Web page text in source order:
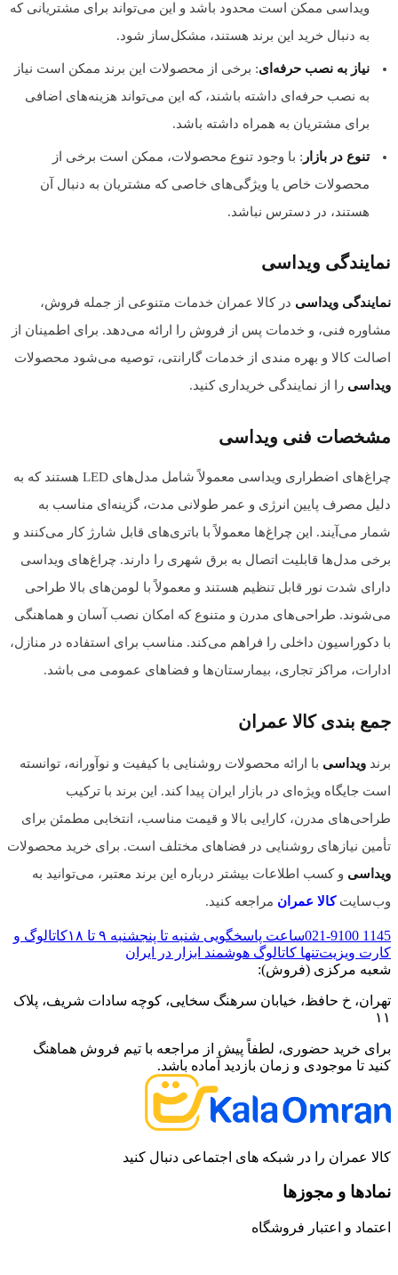
ویداسی ممکن است محدود باشد و این می‌تواند برای مشتریانی که
به دنبال خرید این برند هستند، مشکل‌ساز شود.
نیاز به نصب حرفه‌ای: برخی از محصولات این برند ممکن است نیاز
به نصب حرفه‌ای داشته باشند، که این می‌تواند هزینه‌های اضافی
برای مشتریان به همراه داشته باشد.
تنوع در بازار : با وجود تنوع محصولات، ممکن است برخی از
محصولات خاص یا ویژگی‌های خاصی که مشتریان به دنبال آن
هستند، در دسترس نباشد.
نمایندگی ویداسی
نمایندگی ویداسی در کالا عمران خدمات متنوعی از جمله فروش،
مشاوره فنی، و خدمات پس از فروش را ارائه می‌دهد. برای اطمینان از
اصالت کالا و بهره‌ مندی از خدمات گارانتی، توصیه می‌شود محصولات
ویداسی را از نمایندگی‌ خریداری کنید.
مشخصات فنی ویداسی
چراغ‌های اضطراری ویداسی معمولاً شامل مدل‌های LED هستند که به
دلیل مصرف پایین انرژی و عمر طولانی‌ مدت، گزینه‌ای مناسب به
شمار می‌آیند. این چراغ‌ها معمولاً با باتری‌های قابل شارژ کار می‌کنند و
برخی مدل‌ها قابلیت اتصال به برق شهری را دارند. چراغ‌های ویداسی
دارای شدت نور قابل تنظیم هستند و معمولاً با لومن‌های بالا طراحی
می‌شوند. طراحی‌های مدرن و متنوع که امکان نصب آسان و هماهنگی
با دکوراسیون داخلی را فراهم می‌کند. مناسب برای استفاده در منازل،
ادارات، مراکز تجاری، بیمارستان‌ها و فضاهای عمومی می باشد.
جمع بندی کالا عمران
برند ویداسی با ارائه محصولات روشنایی با کیفیت و نوآورانه، توانسته
است جایگاه ویژه‌ای در بازار ایران پیدا کند. این برند با ترکیب
طراحی‌های مدرن، کارایی بالا و قیمت مناسب، انتخابی مطمئن برای
تأمین نیازهای روشنایی در فضاهای مختلف است. برای خرید محصولات
ویداسی و کسب اطلاعات بیشتر درباره این برند معتبر، می‌توانید به
وب‌سایتکالا عمران مراجعه کنید.
021-9100 1145ساعت پاسخگویی شنبه تا پنجشنبه ۹ تا ۱۸
کاتالوگ و
کارت ویزیتتنها کاتالوگ هوشمند ابزار در ایران
شعبه مرکزی (فروش):
تهران، خ حافظ، خیابان سرهنگ سخایی، کوچه سادات شریف، پلاک
۱۱
برای خرید حضوری، لطفاً پیش از مراجعه با تیم فروش هماهنگ
کنید تا موجودی و زمان بازدید آماده باشد.
کالا عمران را در شبکه های اجتماعی دنبال کنید
نمادها و مجوزها
اعتماد و اعتبار فروشگاه